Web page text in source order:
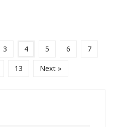
3 4 5 6 7
13 Next »